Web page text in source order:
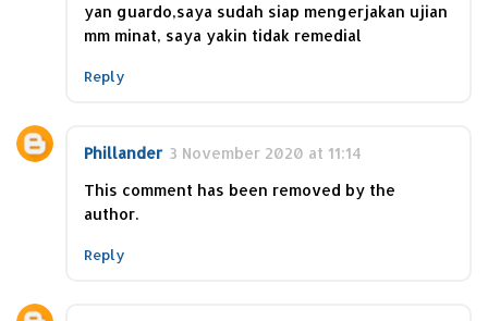
yan guardo,saya sudah siap mengerjakan ujian
mm minat, saya yakin tidak remedial
Reply
Phillander 3 November 2020 at 11:14
This comment has been removed by the
author.
Reply